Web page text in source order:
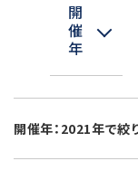
開
催
年
開
年
り
み
2024
開催年：2021年で絞